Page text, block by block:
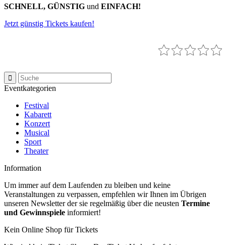
SCHNELL, GÜNSTIG und EINFACH!
Jetzt günstig Tickets kaufen!
Eventkategorien
Festival
Kabarett
Konzert
Musical
Sport
Theater
Information
Um immer auf dem Laufenden zu bleiben und keine
Veranstaltungen zu verpassen, empfehlen wir Ihnen im Übrigen
unseren Newsletter der sie regelmäßig über die neusten Termine
und Gewinnspiele informiert!
Kein Online Shop für Tickets